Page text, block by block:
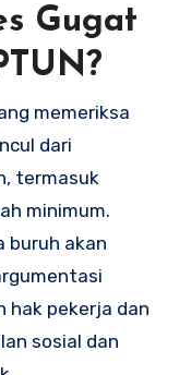
Gugat
memeriksa
dari
termasuk
minimum.
buruh akan
hak pekerja dan
sosial dan